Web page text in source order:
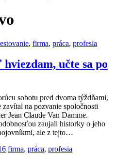
, firma, práca, profesia
učte sa po
sobotu pred dvoma týždňami,
na pozvanie spoločnosti
Jean Claude Van Damme.
zaujali historky o jeho
ale z tejto…
firma, práca, profesia